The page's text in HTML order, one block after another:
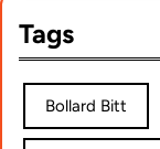
Tags
Bollard Bitt